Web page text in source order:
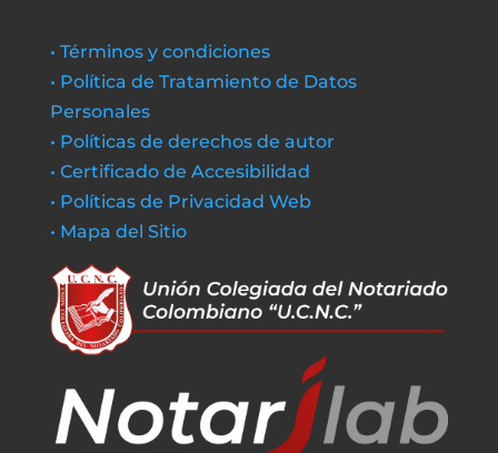
• Términos y condiciones
• Política de Tratamiento de Datos
Personales
• Políticas de derechos de autor
• Certificado de Accesibilidad
• Políticas de Privacidad Web
• Mapa del Sitio